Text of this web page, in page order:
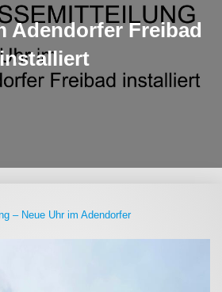
Adendorfer Freibad
installiert
– Neue Uhr im Adendorfer